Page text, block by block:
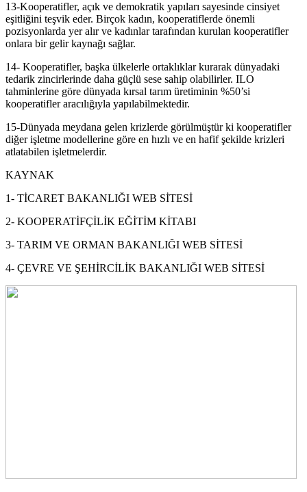
13-Kooperatifler, açık ve demokratik yapıları sayesinde cinsiyet
eşitliğini teşvik eder. Birçok kadın, kooperatiflerde önemli
pozisyonlarda yer alır ve kadınlar tarafından kurulan kooperatifler
onlara bir gelir kaynağı sağlar.
14- Kooperatifler, başka ülkelerle ortaklıklar kurarak dünyadaki
tedarik zincirlerinde daha güçlü sese sahip olabilirler. ILO
tahminlerine göre dünyada kırsal tarım üretiminin %50’si
kooperatifler aracılığıyla yapılabilmektedir.
15-Dünyada meydana gelen krizlerde görülmüştür ki kooperatifler
diğer işletme modellerine göre en hızlı ve en hafif şekilde krizleri
atlatabilen işletmelerdir.
KAYNAK
1- TİCARET BAKANLIĞI WEB SİTESİ
2- KOOPERATİFÇİLİK EĞİTİM KİTABI
3- TARIM VE ORMAN BAKANLIĞI WEB SİTESİ
4- ÇEVRE VE ŞEHİRCİLİK BAKANLIĞI WEB SİTESİ